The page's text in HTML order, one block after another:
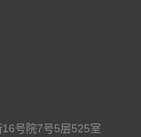
号院7号5层525室